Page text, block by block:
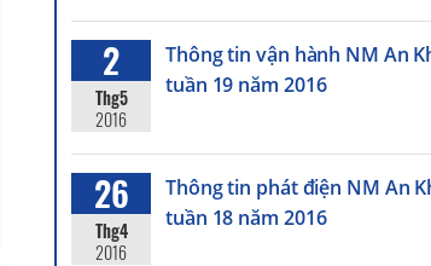
2
Thg5
2016
Thông tin vận hành NM An
tuần 19 năm 2016
26
Thg4
2016
Thông tin phát điện NM An
tuần 18 năm 2016